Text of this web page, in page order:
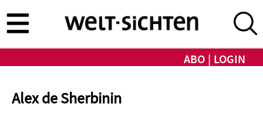
zum
Inhalt
ABO LOGIN
Alex de Sherbinin